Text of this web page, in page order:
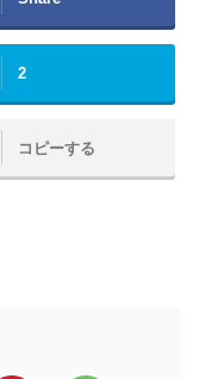
2
コピーする